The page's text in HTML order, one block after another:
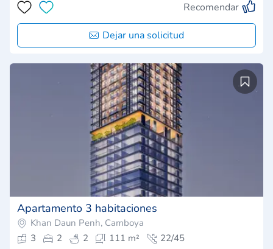
Recomendar
Dejar una solicitud
Apartamento 3 habitaciones
Khan Daun Penh, Camboya
3
2 2 111 m²
22/45